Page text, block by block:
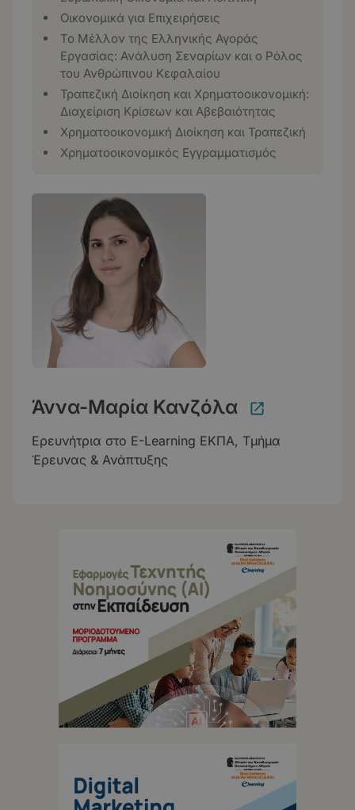
Οικονομικά για Επιχειρήσεις
Το Μέλλον της Ελληνικής Αγοράς
Εργασίας: Ανάλυση Σεναρίων και ο Ρόλος
του Ανθρώπινου Κεφαλαίου
Τραπεζική Διοίκηση και Χρηματοοικονομική:
Διαχείριση Κρίσεων και Αβεβαιότητας
Χρηματοοικονομική Διοίκηση και Τραπεζική
Χρηματοοικονομικός Εγγραμματισμός
Άννα-Μαρία Κανζόλα
Ερευνήτρια στο E-Learning ΕΚΠΑ, Τμήμα
Έρευνας & Ανάπτυξης